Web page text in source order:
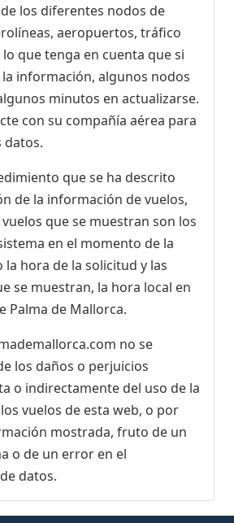
los diferentes nodos de
aeropuertos, tráfico
que tenga en cuenta que si
información, algunos nodos
minutos en actualizarse.
con su compañía aérea para
datos.
que se ha descrito
de la información de vuelos,
que se muestran son los
en el momento de la
hora de la solicitud y las
se muestran, la hora local en
Palma de Mallorca.
no se
los daños o perjuicios
o indirectamente del uso de la
vuelos de esta web, o por
mostrada, fruto de un
o de un error en el
datos.